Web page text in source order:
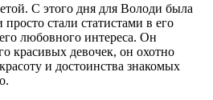
С этого дня для Володи была
стали статистами в его
любовного интереса. Он
красивых девочек, он охотно
и достоинства знакомых